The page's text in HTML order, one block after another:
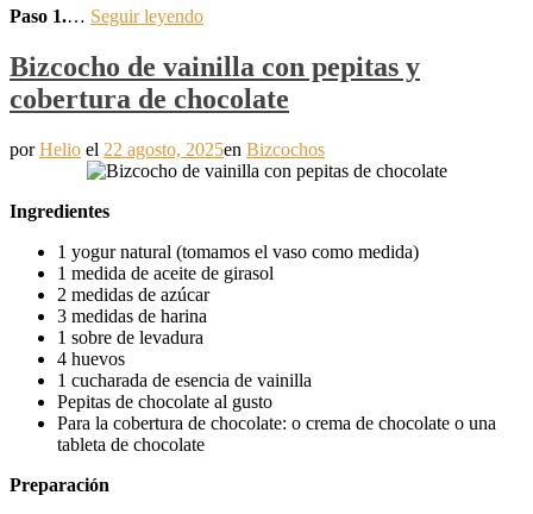
Paso 1.… Seguir leyendo
Bizcocho de vainilla con pepitas y
cobertura de chocolate
porHelio el 22 agosto, 2025en Bizcochos
Ingredientes
1 yogur natural (tomamos el vaso como medida)
1 medida de aceite de girasol
2 medidas de azúcar
3 medidas de harina
1 sobre de levadura
4 huevos
1 cucharada de esencia de vainilla
Pepitas de chocolate al gusto
Para la cobertura de chocolate: o crema de chocolate o una
tableta de chocolate
Preparación